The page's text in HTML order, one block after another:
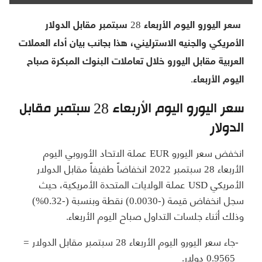
سعر اليورو اليوم الأربعاء 28 سبتمبر مقابل الدولار
الأمريكي والجنيه الاسترليني، هذا بجانب بيان أداء العملات
العربية مقابل اليورو خلال تعاملات البنوك المبكرة صباح
اليوم الأربعاء.
سعر اليورو اليوم الأربعاء 28 سبتمبر مقابل
الدولار
انخفض سعر اليورو EUR عملة الاتحاد الأوروبي اليوم
الأربعاء 28 سبتمبر 2022 انخفاضاً طفيفاً مقابل الدولار
الأمريكي USD عملة الولايات المتحدة الأمريكية، حيث
سجل انخفاض قيمة (-0.0030) نقطة وبنسبة (-0.32%)
وذلك أثناء جلسات التداول صباح اليوم الأربعاء.
جاء سعر اليورو اليوم الأربعاء 28 سبتمبر مقابل الدولار =
0.9565 دولار.